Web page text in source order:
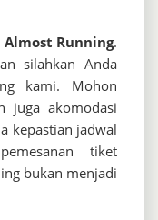
Almost Running.
silahkan Anda
kami. Mohon
juga akomodasi
kepastian jadwal
tiket
bukan menjadi